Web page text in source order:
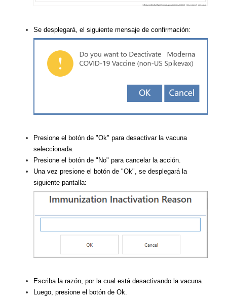
Se desplegará, el siguiente mensaje de confirmación:
Presione el botón de "Ok" para desactivar la vacuna
seleccionada.
Presione el botón de "No" para cancelar la acción.
Una vez presione el botón de "Ok", se desplegará la
siguiente pantalla:
Escriba la razón, por la cual está desactivando la vacuna.
Luego, presione el botón de Ok.